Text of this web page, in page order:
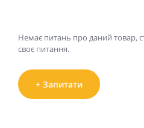
Немає питань про даний товар,
своє питання.
+ Запитати